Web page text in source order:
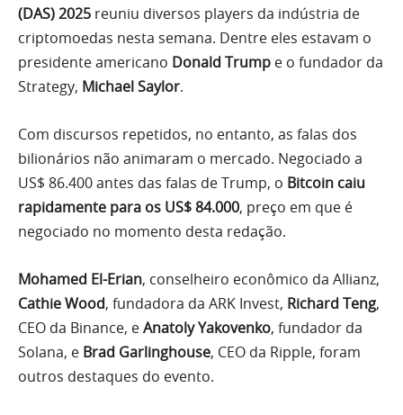
(DAS) 2025 reuniu diversos players da indústria de
criptomoedas nesta semana. Dentre eles estavam o
presidente americano Donald Trump e o fundador da
Strategy, Michael Saylor.
Com discursos repetidos, no entanto, as falas dos
bilionários não animaram o mercado. Negociado a
US$ 86.400 antes das falas de Trump, o Bitcoin caiu
rapidamente para os US$ 84.000, preço em que é
negociado no momento desta redação.
Mohamed El-Erian, conselheiro econômico da Allianz,
Cathie Wood, fundadora da ARK Invest, Richard Teng,
CEO da Binance, eAnatoly Yakovenko, fundador da
Solana, e Brad Garlinghouse, CEO da Ripple, foram
outros destaques do evento.